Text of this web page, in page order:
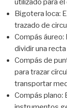
utilizado para
Bigotera loca:
trazado de
Compás
dividir una
Compás de
para trazar
transportar
Compás plano: